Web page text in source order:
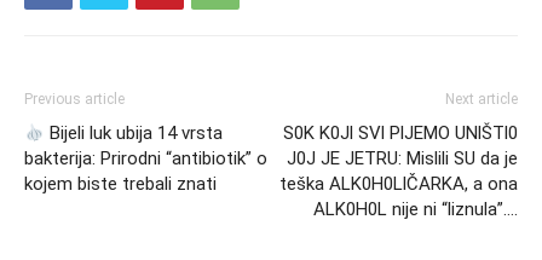
Previous article
Bijeli luk ubija 14 vrsta
bakterija: Prirodni “antibiotik” o
kojem biste trebali znati
Next article
S0K K0Jl SVl PlJEMO UNlŠTl0
J0J JE JETRU: Mislili SU da je
teška ALK0H0LlČARKA, a ona
ALK0H0L nije ni “liznula”….